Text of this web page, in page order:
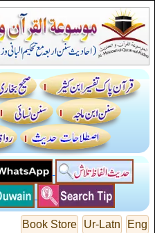
Eng
Ur-Latn
Book Store